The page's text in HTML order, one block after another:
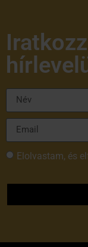
Elolvastam, és